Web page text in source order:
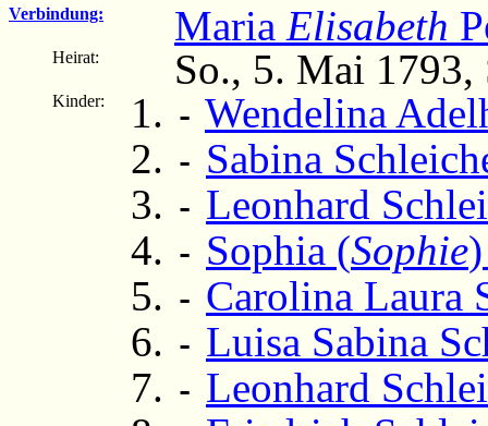
Verbindung: Maria Elisabeth
Heirat: So., 5. Mai 1793,
Kinder: - Wendelina
- Sabina
- Leonhard
- Sophia (Sophie
- Carolina Laura
- Luisa Sabina
- Leonhard